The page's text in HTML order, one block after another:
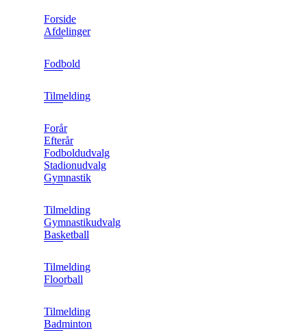
Forside
Afdelinger
Fodbold
Tilmelding
Forår
Efterår
Fodboldudvalg
Stadionudvalg
Gymnastik
Tilmelding
Gymnastikudvalg
Basketball
Tilmelding
Floorball
Tilmelding
Badminton